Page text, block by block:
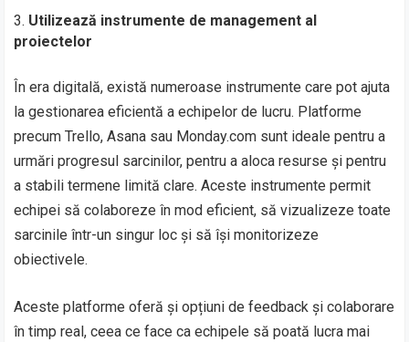
Utilizează instrumente de management al
proiectelor
În era digitală, există numeroase instrumente care pot ajuta
la gestionarea eficientă a echipelor de lucru. Platforme
precum Trello, Asana sau Monday.com sunt ideale pentru a
urmări progresul sarcinilor, pentru a aloca resurse și pentru
a stabili termene limită clare. Aceste instrumente permit
echipei să colaboreze în mod eficient, să vizualizeze toate
sarcinile într-un singur loc și să își monitorizeze
obiectivele.
Aceste platforme oferă și opțiuni de feedback și colaborare
în timp real, ceea ce face ca echipele să poată lucra mai